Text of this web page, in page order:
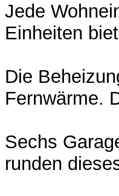
Jede
Einheiten
Die
Fernwärme.
Sechs
runden